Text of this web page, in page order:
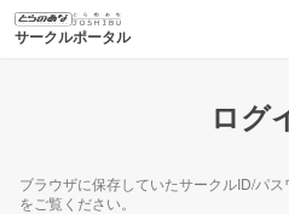
サークルポータル
ログ
ブラウザに保存していたサークルID/パ
をご覧ください。